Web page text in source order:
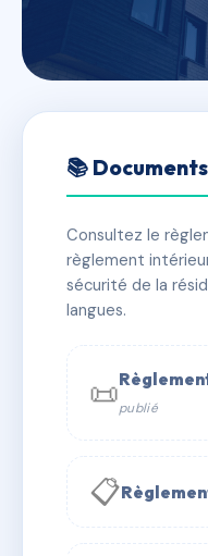
SDC 23
📍 23 r de la
✓ Immatriculée
📞 Contacter
✉ Email
📚
Consultez le
règlement
sécurité de la
langues.
📜publié
📋